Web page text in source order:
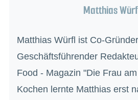
Matthias
Matthias Würfl ist Co-
Geschäftsführender
Food - Magazin "Die Frau
Kochen lernte Matthias erst